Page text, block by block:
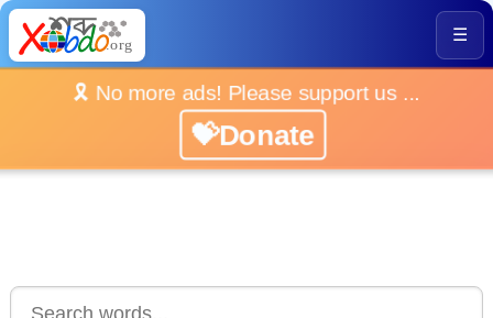
☰
🎗️ No more ads! Please support us ...
💝Donate